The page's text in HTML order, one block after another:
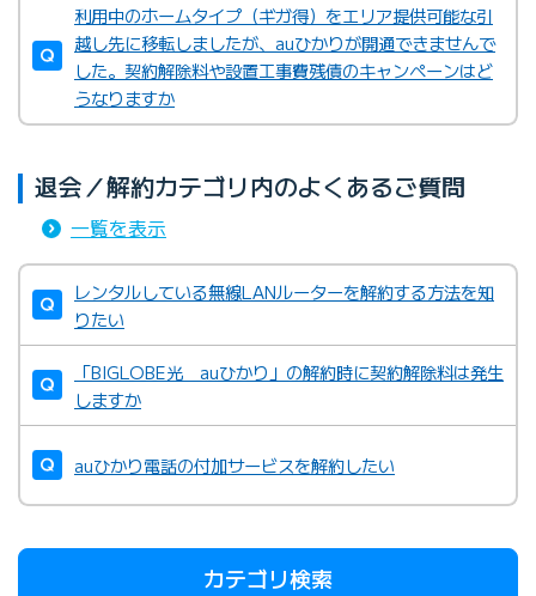
利用中のホームタイプ（ギガ得）をエリア提供可能な引
越し先に移転しましたが、auひかりが開通できませんで
した。契約解除料や設置工事費残債のキャンペーンはど
うなりますか
退会／解約カテゴリ内のよくあるご質問
一覧を表示
レンタルしている無線LANルーターを解約する方法を知
りたい
「BIGLOBE光 auひかり」の解約時に契約解除料は発生
しますか
auひかり電話の付加サービスを解約したい
カテゴリ検索